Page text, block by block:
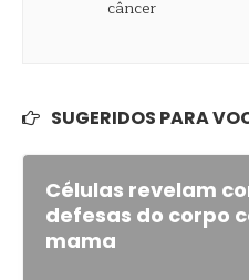
SUGERIDOS PARA
Células revelam
defesas do corpo
mama